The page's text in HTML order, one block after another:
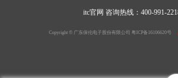
itc官网 咨询热线：400-991-
Copyright © 广东保伦电子股份有限公司 粤ICP备16106620号